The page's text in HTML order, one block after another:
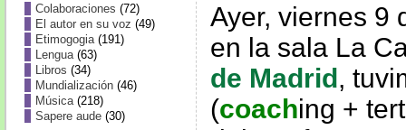
Colaboraciones (72)
El autor en su voz (49)
Etimogogia(191)
Lengua(63)
Libros (34)
Mundialización(46)
Música(218)
Sapere aude(30)
Ayer, viernes 9
en la sala La
de Madrid,
(coaching + tert